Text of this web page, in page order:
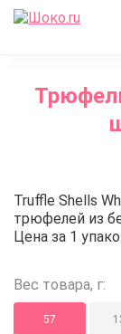
Каталог
Шоколад
Truffle Shells
трюфелей из
Цена за 1
Вес товара, г:
57